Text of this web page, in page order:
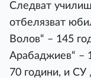
Следват
отбелязват
Волов“ – 145
Арабаджиев“ –
70 години, и СУ